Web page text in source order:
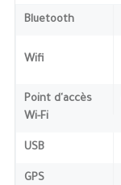
Bluetooth
Wifi
Point d'accès
Wi-Fi
USB
GPS